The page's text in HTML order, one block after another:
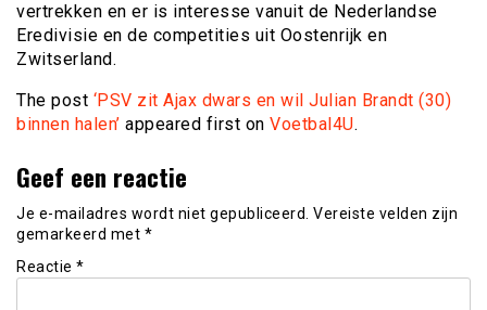
vertrekken en er is interesse vanuit de Nederlandse
Eredivisie en de competities uit Oostenrijk en
Zwitserland.
The post ‘PSV zit Ajax dwars en wil Julian Brandt (30)
binnen halen’ appeared first on Voetbal4U.
Geef een reactie
Je e-mailadres wordt niet gepubliceerd. Vereiste velden zijn
gemarkeerd met *
Reactie *